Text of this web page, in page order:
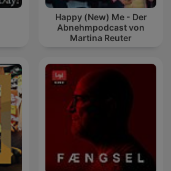
Happy (New) Me - Der
Abnehmpodcast von
Martina Reuter